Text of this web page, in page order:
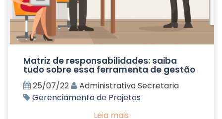
Matriz de responsabilidades: saiba
tudo sobre essa ferramenta de gestão
25/07/22
Administrativo Secretaria
Gerenciamento de Projetos
Leia mais